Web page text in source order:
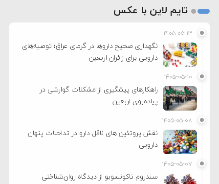
تایم لاین با عکس
۱۴۰۵-۰۵-۱۳
نگهداری صحیح داروها در گرمای عراق؛ توصیه‌های
دارویی برای زائران اربعین
۱۴۰۵-۰۵-۱۰
راهکارهای پیشگیری از مشکلات گوارشی در
پیاده‌روی اربعین
۱۴۰۵-۰۵-۰۸
نقش پروتئین های ناقل دارو در تداخلات پنهان
دارویی
۱۴۰۵-۰۵-۰۷
سندروم تاکوتسوبو از دیدگاه روان‌شناختی